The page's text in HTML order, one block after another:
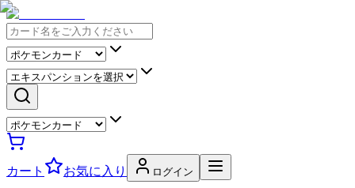
カート お気に入り ログイン